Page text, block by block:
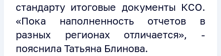
стандарту итоговые документы КСО.
«Пока наполненность отчетов в
разных регионах отличается», -
пояснила Татьяна Блинова.